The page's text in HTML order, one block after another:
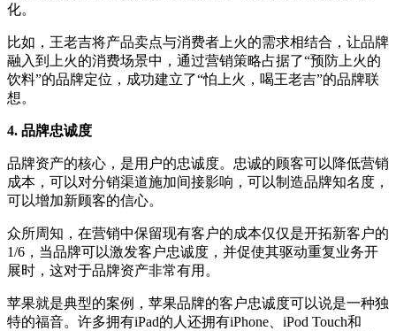
化。
比如，王老吉将产品卖点与消费者上火的需求相结合，让品牌
融入到上火的消费场景中，通过营销策略占据了“预防上火的
饮料”的品牌定位，成功建立了“怕上火，喝王老吉”的品牌联
想。
4. 品牌忠诚度
品牌资产的核心，是用户的忠诚度。忠诚的顾客可以降低营销
成本，可以对分销渠道施加间接影响，可以制造品牌知名度，
可以增加新顾客的信心。
众所周知，在营销中保留现有客户的成本仅仅是开拓新客户的
1/6，当品牌可以激发客户忠诚度，并促使其驱动重复业务开
展时，这对于品牌资产非常有用。
苹果就是典型的案例，苹果品牌的客户忠诚度可以说是一种独
特的福音。许多拥有iPad的人还拥有iPhone、iPod Touch和